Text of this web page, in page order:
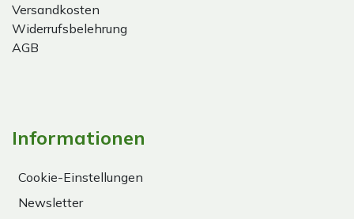
Versandkosten
Widerrufsbelehrung
AGB
Informationen
Cookie-Einstellungen
Newsletter